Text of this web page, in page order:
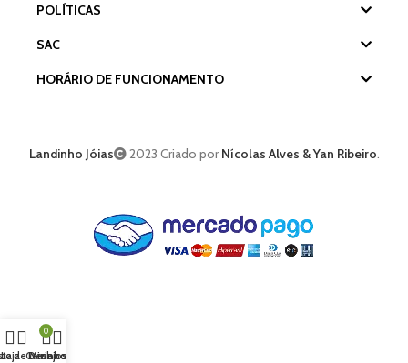
POLÍTICAS
SAC
HORÁRIO DE FUNCIONAMENTO
Landinho Jóias 2023 Criado porNícolas Alves & Yan Ribeiro.
Lojade Desejos
0
Carrinho
Minha conta